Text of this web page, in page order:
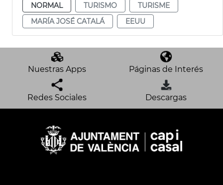
NORMAL
TURISMO
TURISME
MARÍA JOSÉ CATALÁ
EEUU
Nuestras Apps Páginas de Interés
Redes Sociales Descargas